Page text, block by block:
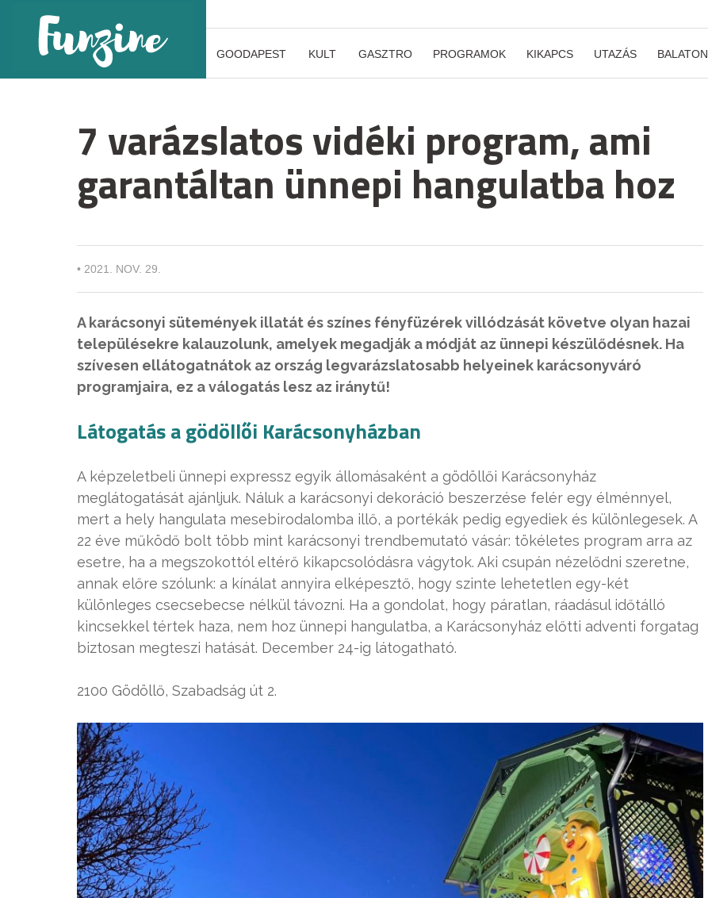
GOODAPEST KULT GASZTRO PROGRAMOK KIKAPCS UTAZÁS BALATON
7 varázslatos vidéki program, ami
garantáltan ünnepi hangulatba hoz
• 2021. NOV. 29.
A karácsonyi sütemények illatát és színes fényfüzérek villódzását követve olyan hazai
településekre kalauzolunk, amelyek megadják a módját az ünnepi készülődésnek. Ha
szívesen ellátogatnátok az ország legvarázslatosabb helyeinek karácsonyváró
programjaira, ez a válogatás lesz az iránytű!
Látogatás a gödöllői Karácsonyházban
A képzeletbeli ünnepi expressz egyik állomásaként a gödöllői Karácsonyház
meglátogatását ajánljuk. Náluk a karácsonyi dekoráció beszerzése felér egy élménnyel,
mert a hely hangulata mesebirodalomba illő, a portékák pedig egyediek és különlegesek. A
22 éve működő bolt több mint karácsonyi trendbemutató vásár: tökéletes program arra az
esetre, ha a megszokottól eltérő kikapcsolódásra vágytok. Aki csupán nézelődni szeretne,
annak előre szólunk: a kínálat annyira elképesztő, hogy szinte lehetetlen egy-két
különleges csecsebecse nélkül távozni. Ha a gondolat, hogy páratlan, ráadásul időtálló
kincsekkel tértek haza, nem hoz ünnepi hangulatba, a Karácsonyház előtti adventi forgatag
biztosan megteszi hatását. December 24-ig látogatható.
2100 Gödöllő, Szabadság út 2.